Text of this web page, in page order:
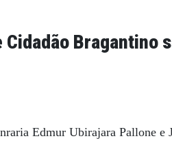
Bragantino
Edmur Ubirajara Pallone e